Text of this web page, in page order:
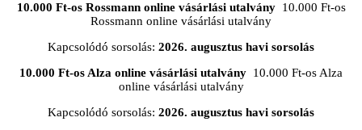
10.000 Ft-os Rossmann online vásárlási utalvány10.000 Ft-os
Rossmann online vásárlási utalvány
Kapcsolódó sorsolás: 2026. augusztus havi sorsolás
10.000 Ft-os Alza online vásárlási utalvány 10.000 Ft-os Alza
online vásárlási utalvány
Kapcsolódó sorsolás: 2026. augusztus havi sorsolás